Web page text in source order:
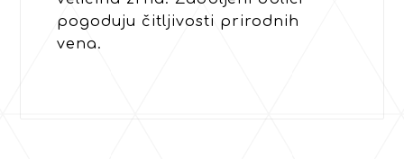
pogoduju čitljivosti prirodnih
vena.